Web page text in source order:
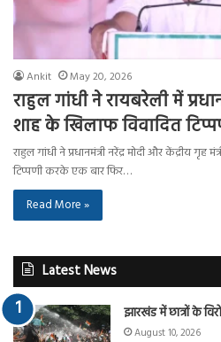
Ankit May 20, 2026
राहुल गांधी ने रायबरेली में
शाह के खिलाफ विवादित
राहुल गांधी ने प्रधानमंत्री नरेंद्र मोदी और केंद्रीय गृह
टिप्पणी करके एक बार फिर…
Read More »
Latest News
झारखंड में छात्रों के
August 10, 2026